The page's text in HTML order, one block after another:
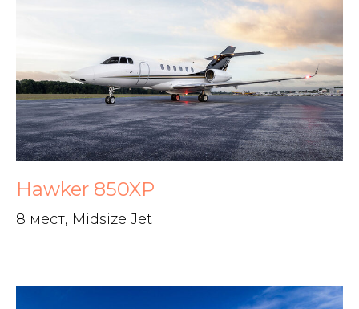
Hawker 850XP
8 мест, Midsize Jet